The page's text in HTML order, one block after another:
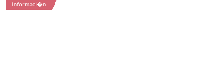
Informaci�n